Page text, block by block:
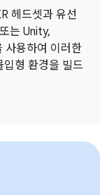
헤드셋과 유선
는 Unity,
용하여 이러한
형 환경을 빌드